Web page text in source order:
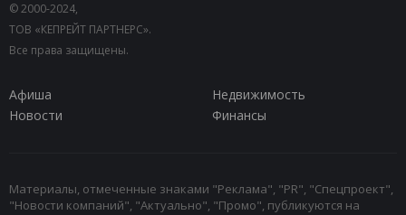
© 2000-2024,
ТОВ «КЕПРЕЙТ ПАРТНЕРС».
Все права защищены.
Афиша
Недвижимость
Новости
Финансы
Материалы, отмеченные знаками "Реклама", "PR", "Спецпроект",
"Новости компаний", "Актуально", "Промо", публикуются на